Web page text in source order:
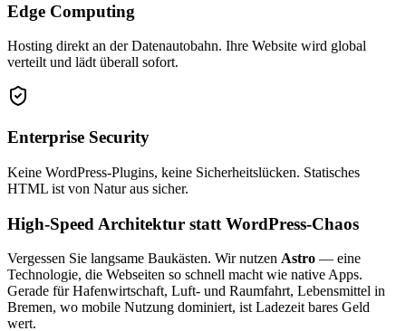
Edge Computing
Hosting direkt an der Datenautobahn. Ihre Website wird global
verteilt und lädt überall sofort.
Enterprise Security
Keine WordPress-Plugins, keine Sicherheitslücken. Statisches
HTML ist von Natur aus sicher.
High-Speed Architektur statt WordPress-Chaos
Vergessen Sie langsame Baukästen. Wir nutzen Astro — eine
Technologie, die Webseiten so schnell macht wie native Apps.
Gerade für Hafenwirtschaft, Luft- und Raumfahrt, Lebensmittel in
Bremen, wo mobile Nutzung dominiert, ist Ladezeit bares Geld
wert.